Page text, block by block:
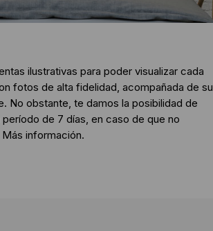
ilustrativas para poder visualizar cada
fotos de alta fidelidad, acompañada de su
No obstante, te damos la posibilidad de
de 7 días, en caso de que no
Más información.